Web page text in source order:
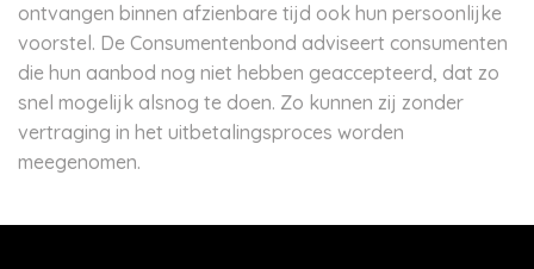
ontvangen binnen afzienbare tijd ook hun persoonlijke
voorstel. De Consumentenbond adviseert consumenten
die hun aanbod nog niet hebben geaccepteerd, dat zo
snel mogelijk alsnog te doen. Zo kunnen zij zonder
vertraging in het uitbetalingsproces worden
meegenomen.